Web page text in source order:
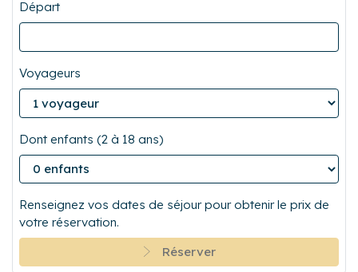
tarif et les conditions d'annulation qui s'appliquent.
Arrivée
Départ
Voyageurs